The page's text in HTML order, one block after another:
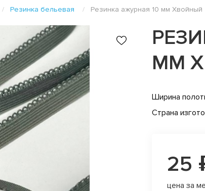
Резинка бельевая Резинка ажурная 10 мм Хвойный
ММ
Ширина
Страна
25
цена за